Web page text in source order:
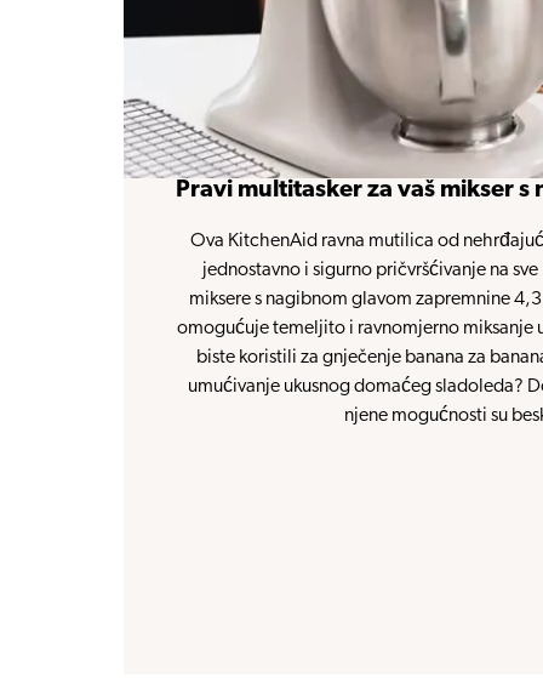
Pravi multitasker za vaš mikser
Ova KitchenAid ravna mutilica od
jednostavno i sigurno pričvršćivanje na
miksere s nagibnom glavom zapremnine
omogućuje temeljito i ravnomjerno miksanje
biste koristili za gnječenje banana za
umućivanje ukusnog domaćeg sladoleda?
njene mogućnosti su